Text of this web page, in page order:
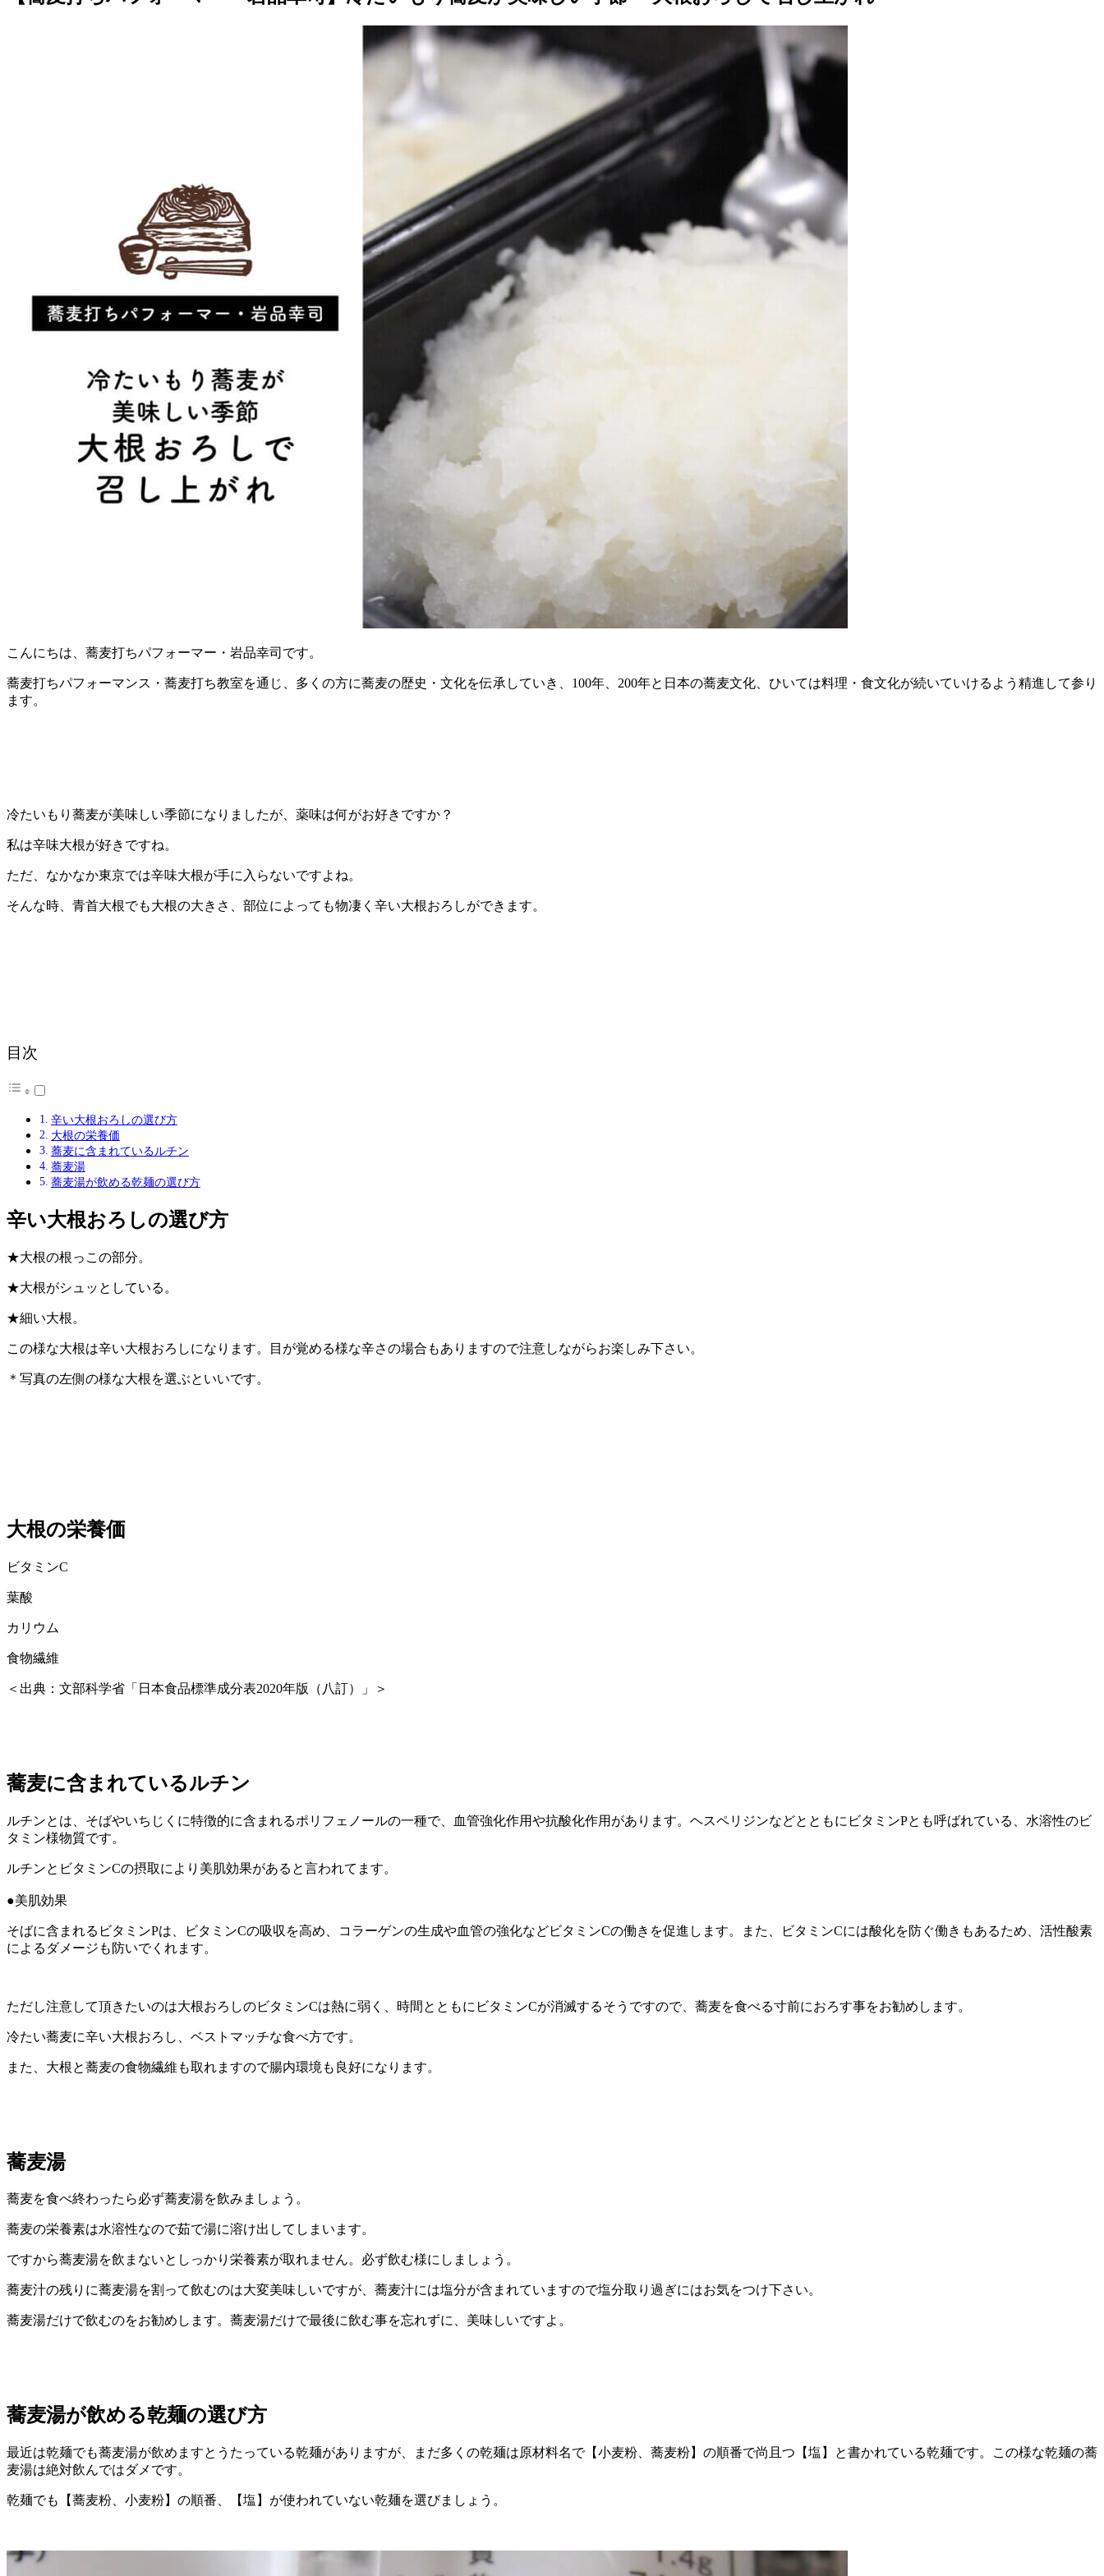
こんにちは、蕎麦打ちパフォーマー・岩品幸司です。
蕎麦打ちパフォーマンス・蕎麦打ち教室を通じ、多くの方に蕎麦の歴史・文化を伝承していき、100年、200年と日本の蕎麦文化、ひいては料理・食文化が続いていけるよう精進して参り
ます。
冷たいもり蕎麦が美味しい季節になりましたが、薬味は何がお好きですか？
私は辛味大根が好きですね。
ただ、なかなか東京では辛味大根が手に入らないですよね。
そんな時、青首大根でも大根の大きさ、部位によっても物凄く辛い大根おろしができます。
目次
辛い大根おろしの選び方
大根の栄養価
蕎麦に含まれているルチン
蕎麦湯
蕎麦湯が飲める乾麺の選び方
辛い大根おろしの選び方
★大根の根っこの部分。
★大根がシュッとしている。
★細い大根。
この様な大根は辛い大根おろしになります。目が覚める様な辛さの場合もありますので注意しながらお楽しみ下さい。
＊写真の左側の様な大根を選ぶといいです。
大根の栄養価
ビタミンC
葉酸
カリウム
食物繊維
＜出典：文部科学省「日本食品標準成分表2020年版（八訂）」＞
蕎麦に含まれているルチン
ルチンとは、そばやいちじくに特徴的に含まれるポリフェノールの一種で、血管強化作用や抗酸化作用があります。ヘスペリジンなどとともにビタミンPとも呼ばれている、水溶性のビ
タミン様物質です。
ルチンとビタミンCの摂取により美肌効果があると言われてます。
●美肌効果
そばに含まれるビタミンPは、ビタミンCの吸収を高め、コラーゲンの生成や血管の強化などビタミンCの働きを促進します。また、ビタミンCには酸化を防ぐ働きもあるため、活性酸素
によるダメージも防いでくれます。
ただし注意して頂きたいのは大根おろしのビタミンCは熱に弱く、時間とともにビタミンCが消滅するそうですので、蕎麦を食べる寸前におろす事をお勧めします。
冷たい蕎麦に辛い大根おろし、ベストマッチな食べ方です。
また、大根と蕎麦の食物繊維も取れますので腸内環境も良好になります。
蕎麦湯
蕎麦を食べ終わったら必ず蕎麦湯を飲みましょう。
蕎麦の栄養素は水溶性なので茹で湯に溶け出してしまいます。
ですから蕎麦湯を飲まないとしっかり栄養素が取れません。必ず飲む様にしましょう。
蕎麦汁の残りに蕎麦湯を割って飲むのは大変美味しいですが、蕎麦汁には塩分が含まれていますので塩分取り過ぎにはお気をつけ下さい。
蕎麦湯だけで飲むのをお勧めします。蕎麦湯だけで最後に飲む事を忘れずに、美味しいですよ。
蕎麦湯が飲める乾麺の選び方
最近は乾麺でも蕎麦湯が飲めますとうたっている乾麺がありますが、まだ多くの乾麺は原材料名で【小麦粉、蕎麦粉】の順番で尚且つ【塩】と書かれている乾麺です。この様な乾麺の蕎
麦湯は絶対飲んではダメです。
乾麺でも【蕎麦粉、小麦粉】の順番、【塩】が使われていない乾麺を選びましょう。